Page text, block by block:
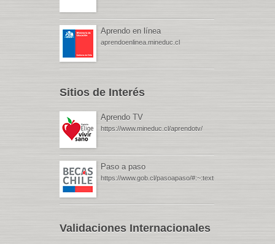
Aprendo en línea
aprendoenlinea.mineduc.cl
Sitios de Interés
Aprendo TV
https://www.mineduc.cl/aprendotv/
Paso a paso
https://www.gob.cl/pasoapaso/
Validaciones Internacionales